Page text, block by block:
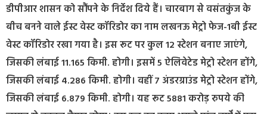
डीपीआर शासन को सौंपने के निर्देश दिये हैं। चारबाग से वसंतकुंज के
बीच बनने वाले ईस्ट वेस्ट कॉरिडोर का नाम लखनऊ मेट्रो फेज-1बी ईस्ट
वेस्ट कॉरिडोर रखा गया है। इस रूट पर कुल 12 स्टेशन बनाए जाएंगे,
जिसकी लंबाई 11.165 किमी. होगी। इसमें 5 ऐलिवेटेड मेट्रो स्टेशन होंगे,
जिसकी लंबाई 4.286 किमी. होगी। वहीं 7 अंडरग्राउंड मेट्रो स्टेशन होंगे,
जिसकी लंबाई 6.879 किमी. होगी। यह रूट 5881 करोड़ रुपये की